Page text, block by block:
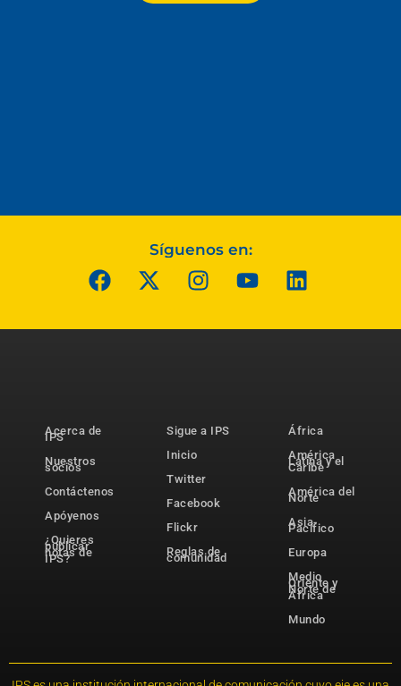
Síguenos en:
Acerca de
IPS
Nuestros
socios
Contáctenos
Apóyenos
¿Quieres
publicar
notas de
IPS?
Sigue a IPS
Inicio
Twitter
Facebook
Flickr
Reglas de
comunidad
África
América
Latina y el
Caribe
América del
Norte
Asia-
Pacífico
Europa
Medio
Oriente y
Norte de
África
Mundo